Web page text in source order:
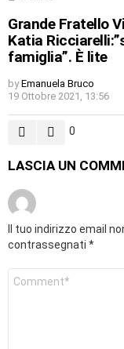
Grande Fratello
Katia
famiglia”. È lite
by Emanuela Bruco
19 Ottobre 2021, 13:56
0
LASCIA UN
Il tuo indirizzo email
contrassegnati *
Commento